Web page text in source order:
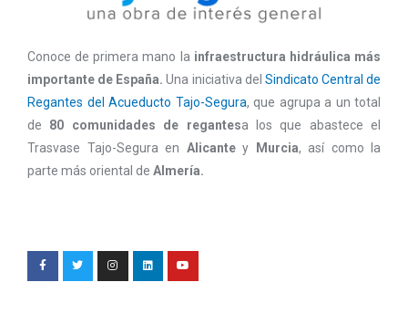
Conoce de primera mano la infraestructura hidráulica más
importante de España.Una iniciativa del Sindicato Central de
Regantes del Acueducto Tajo-Segura, que agrupa a un total
de 80 comunidades de regantesa los que abastece el
Trasvase Tajo-Segura en Alicante y Murcia, así como la
parte más oriental de Almería.